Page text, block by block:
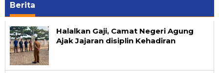
Berita
Literasi
Lampung
Halalkan Gaji, Camat Negeri Agung
Ajak Jajaran disiplin Kehadiran